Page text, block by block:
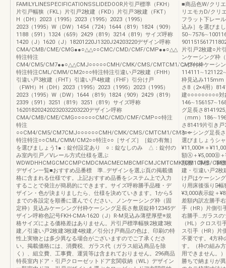
FAMILYLINESPECIFICATIONSSLIDEDOOR片引戸標準（FKH）
片引戸幅狭（FKL）片引戸2枚建（FKD）片引戸3枚建（FKT）
H（DH）2023（1995）2023（1995）2023（1995）
2023（1995）W（DW）1454（724）1644（819）1824（909）
1188（591）1324（659）2429（819）3214（819）サイズ呼称
1420（J）1620（J）18201220J1320J24203220デザイン呼称
CMA/CMB/CME/CMG●●○△△○○CMC/CMD/CMF/CMP●●○△△
特注特注
CM4/CM5/CM7●●○△△CMJ○○○○○CMH/CMK/CMS/CMTCM1/CM3○○○
特注特注CML/CMM/CM2○○○特注特注引違い戸2枚建（FHH）
引違い戸3枚建（FHT）引違い戸4枚建（FHF）引分け戸
（FWH）H（DH）2023（1995）2023（1995）2023（1995）
2023（1995）W（DW）1644（819）1824（909）2429（819）
2339（591）3251（819）3251（819）サイズ呼称
162018202420232032203220デザイン呼称
CMA/CMB/CME/CMG○○○○○○CMC/CMD/CMF/CMP○○特注
特注
○○CM4/CM5/CM7CMJ○○○○○○CMH/CMK/CMS/CMTCM1/CM3○○
特注特注○○CML/CMM/CM2○○特注○○［サイズ］［錠の有無］
を選びましょう1●：錠付設定あり ○：錠なしのみ △：錠付の
み室内引戸／Vレール方式仕様を選ぶ
WDWDHHCMGCMCCMPCMDCMACMECMBCMFCMJCMTCMK/CM1CMS/
デザイン一覧■おすすめ品番標 準…デザインを選ぶ頁の掲載価
格に含まれる仕様です。上記おすすめ品番をシステム上で入力
することで発注が簡易的にできます。サイズ呼称勝手品種・デ
ザイン・色が決まりましたら、仕様を決めていきます。1から5
までの各設定を順番に選んでください。ノンケーシング枠（固
定枠）見込みケーシング付枠ケーシング足長さ敷居錠枠12345デ
ザイン呼称色記号FKH-CMA-1620（J）R-M見込み薄壁厚壁※規
格サイズによる価格差はありません。片引戸標準幅狭2枚建3枚
建／引違い戸2枚建3枚建4枚建／引分け戸商品の色は、印刷の特
性上実物とは多少異なる場合がございますのでご了承くださ
い。掲載価格には、消費税、ガラス代（ガラス組込商品を除
く）、組立費、工事費、運賃等は含まれておりません。296商品
特長室内ドア・引戸クローゼットドア玄関収納（WL）デザイン
■商品色W/クリ
リエモカD/クリ
フラット下レー
込み］を選びま
片引戸2枚建○片
ンケーシング枠
ング付枠ケーシ
枠見込み115mm
さ8（2×4用）
建○○○○○○○○○対
グ足長さ
（mm）
さ81419片引き
ケーシング足長
選びましょうシ
¥11,000※＋
額Ⓐ＋¥5,000Ⓑ＋
類標 準標 準
建・引違い戸2
け戸はケーシン
り用床後張り用̶̶̶̶
¥3,000表示錠＋
差額内訳左勝手
手（HR）片側引
右勝手…ガラスの
（HL）クロス
ス引手（HR）片
不要です。4方枠
す。（枠の組み
用できません。
勝ちで納まりが